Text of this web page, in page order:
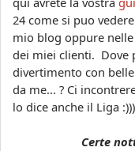
24 come si puo
mio blog oppure
dei miei clienti. Dove
divertimento con
da me... ? Ci
lo dice anche il Liga
Certe